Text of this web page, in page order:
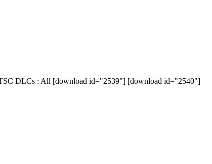
DLCs : All [download id="2539"] [download id="2540"]